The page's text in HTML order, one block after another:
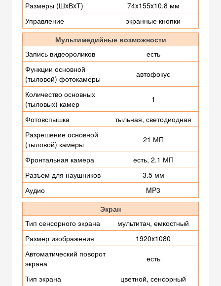
Размеры (ШxВxТ)
74x155x10.8 мм
Управление
экранные кнопки
Мультимедийные возможности
Запись видеороликов
есть
Функции основной
(тыловой) фотокамеры
автофокус
Количество основных
(тыловых) камер
1
Фотовспышка
тыльная, светодиодная
Разрешение основной
(тыловой) камеры
21 МП
Фронтальная камера
есть, 2.1 МП
Разъем для наушников
3.5 мм
Аудио
MP3
Экран
Тип сенсорного экрана
мультитач, емкостный
Размер изображения
1920x1080
Автоматический поворот
экрана
есть
Тип экрана
цветной, сенсорный